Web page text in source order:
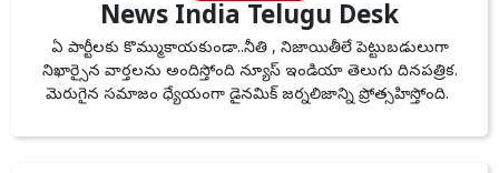
News India Telugu Desk
ఏ పార్టీలకు కొమ్ముకాయకుండా..నీతి , నిజాయితీలే పెట్టుబడులుగా
నిఖార్సైన వార్తలను అందిస్తోంది న్యూస్ ఇండియా తెలుగు దినపత్రిక.
మెరుగైన సమాజం ధ్యేయంగా డైనమిక్ జర్నలిజాన్ని ప్రోత్సహిస్తోంది.